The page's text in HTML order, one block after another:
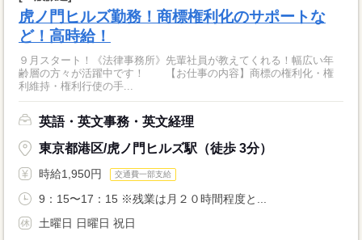
虎ノ門ヒルズ勤務！商標権利化のサポートな
ど！高時給！
９月スタート！《法律事務所》先輩社員が教えてくれる！幅広い年
齢層の方々が活躍中です！ 【お仕事の内容】商標の権利化・権
利維持・権利行使の手...
英語・英文事務・英文経理
東京都港区/虎ノ門ヒルズ駅（徒歩 3分）
時給1,950円 交通費一部支給
9：15〜17：15 ※残業は月２０時間程度と...
土曜日 日曜日 祝日